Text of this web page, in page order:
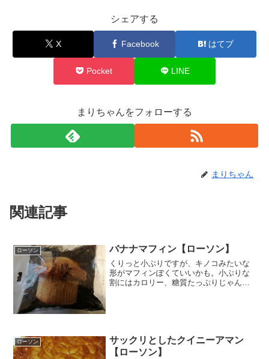
シェアする
X Facebook はてブ
Pocket LINE
まりちゃんをフォローする
まりちゃん
関連記事
ローソン バナナマフィン【ローソン】
くりっと小ぶりですが、キノコみたいな
形がマフィンぽくていいかも。小ぶりな
割にはカロリー、糖質たっぷりじゃん！
ローソン
サックリとしたクイニーアマン
【ローソン】